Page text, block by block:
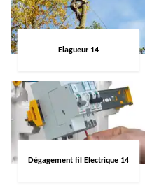
Elagueur 14
Dégagement fil Electrique 14